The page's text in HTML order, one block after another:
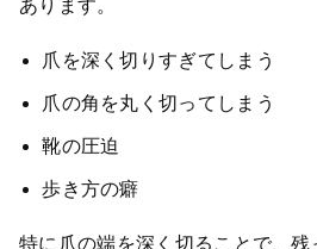
あります。
爪を深く切りすぎてしまう
爪の角を丸く切ってしまう
靴の圧迫
歩き方の癖
特に爪の端を深く切ることで、残